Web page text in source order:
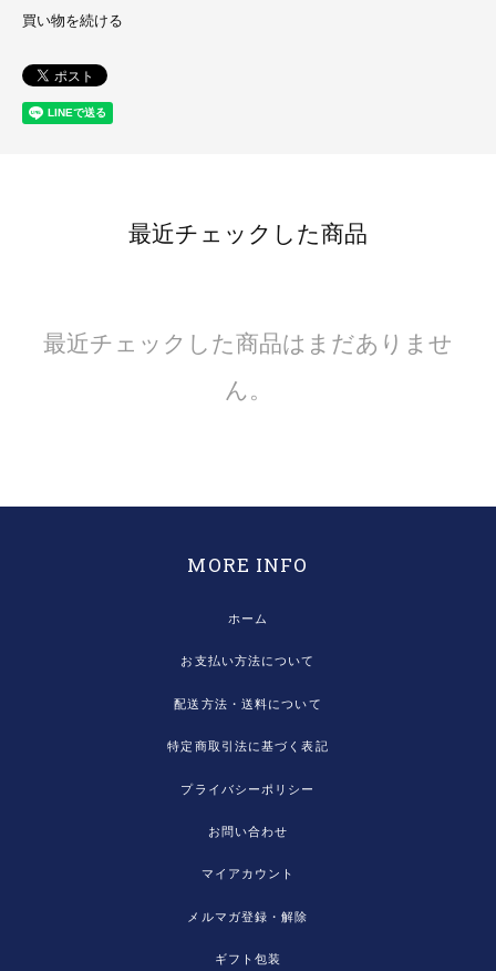
買い物を続ける
最近チェックした商品
最近チェックした商品はまだありませ
ん。
MORE INFO
ホーム
お支払い方法について
配送方法・送料について
特定商取引法に基づく表記
プライバシーポリシー
お問い合わせ
マイアカウント
メルマガ登録・解除
ギフト包装